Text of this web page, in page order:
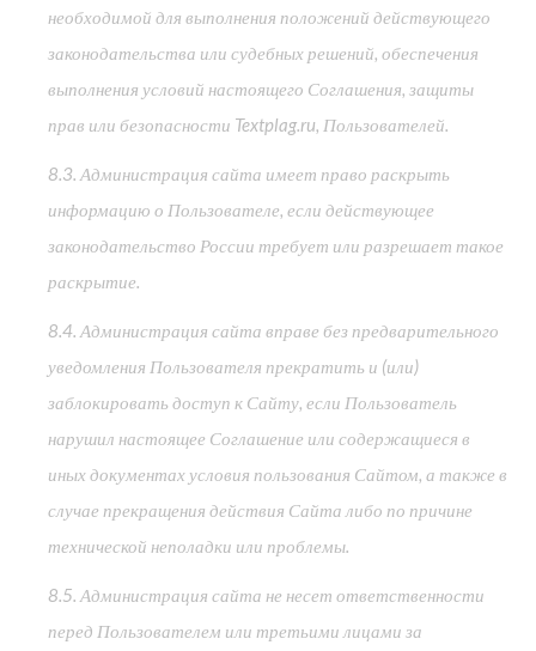
необходимой для выполнения положений действующего
законодательства или судебных решений, обеспечения
выполнения условий настоящего Соглашения, защиты
прав или безопасности Textplag.ru, Пользователей.
8.3. Администрация сайта имеет право раскрыть
информацию о Пользователе, если действующее
законодательство России требует или разрешает такое
раскрытие.
8.4. Администрация сайта вправе без предварительного
уведомления Пользователя прекратить и (или)
заблокировать доступ к Сайту, если Пользователь
нарушил настоящее Соглашение или содержащиеся в
иных документах условия пользования Сайтом, а также в
случае прекращения действия Сайта либо по причине
технической неполадки или проблемы.
8.5. Администрация сайта не несет ответственности
перед Пользователем или третьими лицами за